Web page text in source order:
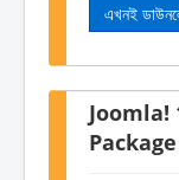
এখনই
Joomla!